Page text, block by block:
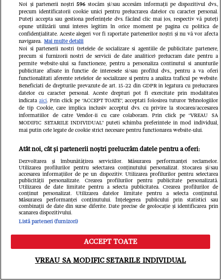
implicit, la hidratare.
Elemente opționale cu plus de
savoare
Dacă preferi o băutură mai dulce, un strop
de sirop simplu face minuni. Tot ce ai de
făcut este să combini în părți egale zahăr sau
miere și apă fiartă. Siropul îndulcește
discret fără să domine restul aromelor.
Variantele mai creative includ sirop de
lavandă, scorțișoară, cardamom, rozmarin
sau chiar o picătură de extract de vanilie.
Cum se prepară Espresso Tonic
Bomb
Meniu Caută
Noi și partenerii noștri 596stocăm și/sau accesăm informații pe dispozitivul dvs.,
precum identificatorii cookie unici pentru prelucrarea datelor cu caracter personal.
Puteți accepta sau gestiona preferințele dvs. făcând clic mai jos, respectiv vă puteți
opune utilizării unui interes legitim în orice moment pe pagina cu politica de
confidențialitate. Aceste alegeri vor fi raportate partenerilor noștri și nu vă vor afecta
navigarea. Mai multe detalii
Noi si partenerii nostri (retelele de socializare si agentiile de publicitate partenere,
precum si furnizorii nostri de servicii de date analitice) prelucram date pentru a
permite website-ului sa functioneze, pentru a personaliza continutul si anunturile
publicitare afisate in functie de interesele si/sau profilul dvs., pentru a va oferi
functionalitati aferente retelelor de socializare si pentru a analiza traficul pe website.
Beneficiati de drepturile prevazute de art. 15-22 din GDPR in legatura cu prelucrarea
datelor cu caracter personal. Aceste drepturi pot fi exercitate prin modalitatea
indicataaici. Prin click pe “ACCEPT TOATE”, acceptati folosirea tuturor Tehnologiilor
de tip Cookie, care implica inclusiv acceptul dvs. cu privire la stocarea/accesarea
informatiilor de catre Vendor-ii cu care colaboram. Prin click pe “VREAU SA
MODIFIC SETARILE INDIVIDUAL” puteti schimba preferintele in mod individual,
mai putin cele legate de cookie strict necesare pentru functionarea website-ului.
Atât noi, cât și partenerii noștri prelucrăm datele pentru a oferi:
Dezvoltarea și îmbunătățirea serviciilor. Măsurarea performanței reclamelor.
Utilizarea profilurilor pentru selectarea conținutului personalizat. Stocarea și/sau
accesarea informațiilor de pe un dispozitiv. Utilizarea profilurilor pentru selectarea
publicității personalizate. Crearea profilurilor pentru publicitate personalizată.
Utilizarea de date limitate pentru a selecta publicitatea. Crearea profilurilor de
conținut personalizat. Utilizarea datelor limitate pentru a selecta conținutul.
Măsurarea performanței conținutului. Înțelegerea publicului prin statistici sau
combinații de date din surse diferite. Date precise de geolocație și identificarea prin
scanarea dispozitivului.
Listă parteneri (furnizori)
ACCEPT TOATE
VREAU SA MODIFIC SETARILE INDIVIDUAL